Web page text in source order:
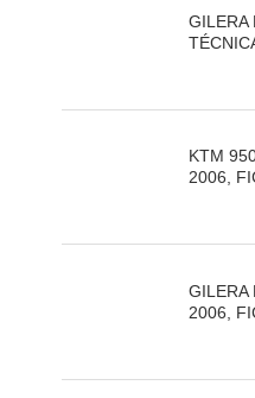
GILERA
KTM
2006,
GILERA
2006,